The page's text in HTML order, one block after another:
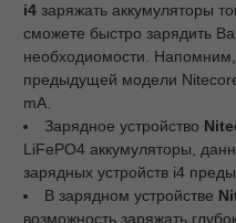
i4 заряжать аккумуляторы
сможете быстро зарядить
необходиомости.
предыдущей модели
mA.
Зарядное устройство
LiFePO4 аккумуляторы,
зарядных устройств i4
В зарядном устройстве
возможность заряжать